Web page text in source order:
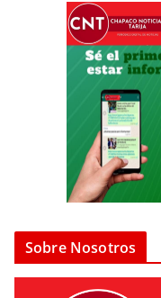
Sobre Nosotros